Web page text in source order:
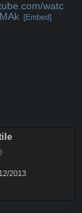
watc
[Embed]
2013